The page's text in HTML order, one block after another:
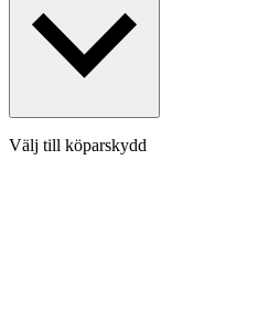
Välj till köparskydd